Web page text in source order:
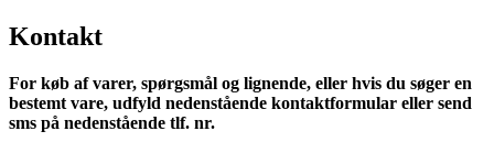
Kontakt
For køb af varer, spørgsmål og lignende, eller hvis du søger en
bestemt vare, udfyld nedenstående kontaktformular eller send
sms på nedenstående tlf. nr.